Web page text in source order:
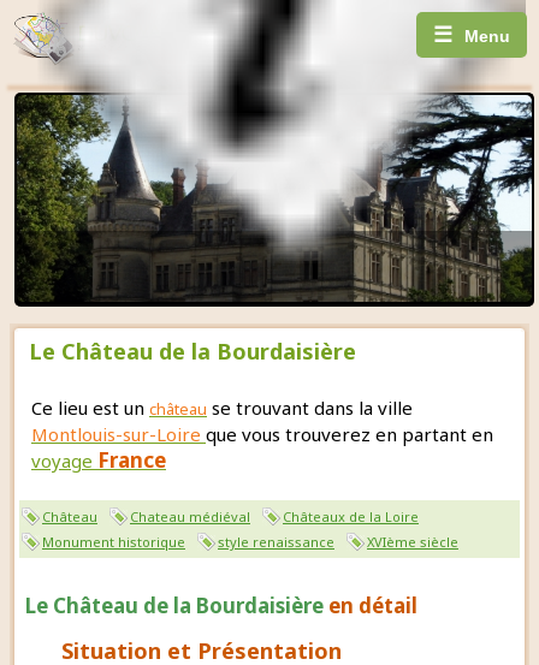
☰ Menu
Le Château de la Bourdaisière
Ce lieu est un château se trouvant dans la ville
Montlouis-sur-Loire que vous trouverez en partant en
voyage France
Château Chateau médiéval
Châteaux de la Loire
Monument historique
style renaissance XVIème siècle
Le Château de la Bourdaisière en détail
Situation et Présentation